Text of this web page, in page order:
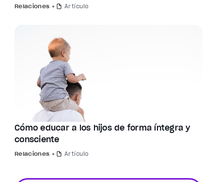
Relaciones Artículo
Cómo educar a los hijos de forma íntegra y
consciente
Relaciones Artículo